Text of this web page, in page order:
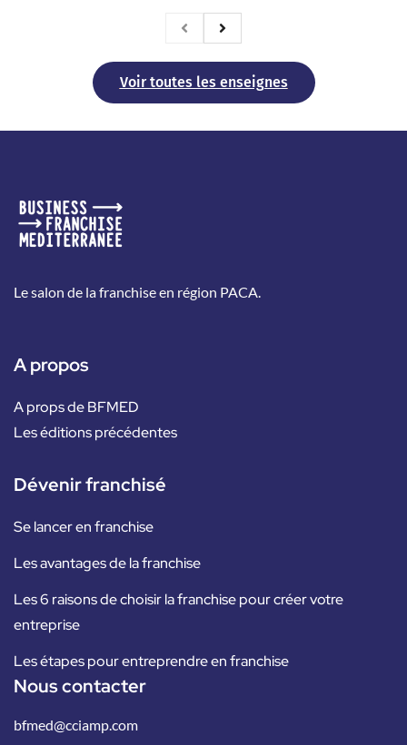
Voir toutes les enseignes
Le salon de la franchise en région PACA.
A propos
A props de BFMED
Les éditions précédentes
Dévenir franchisé
Se lancer en franchise
Les avantages de la franchise
Les 6 raisons de choisir la franchise pour créer votre
entreprise
Les étapes pour entreprendre en franchise
Nous contacter
bfmed@cciamp.com